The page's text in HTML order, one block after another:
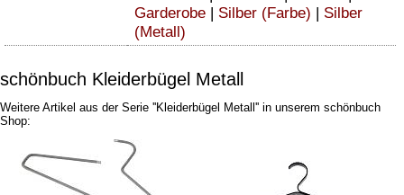
Garderobe
Silber (Farbe)
Silber
(Metall)
schönbuch Kleiderbügel Metall
Weitere Artikel aus der Serie ''Kleiderbügel Metall'' in unserem schönbuch
Shop: